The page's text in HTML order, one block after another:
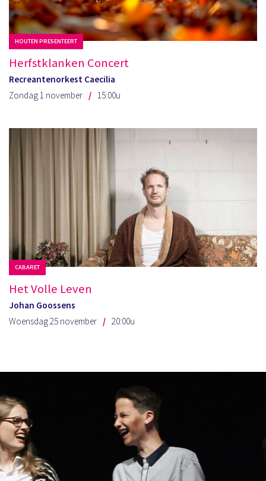
HOUTEN PRESENTEERT
Herfstklanken Concert
Recreantenorkest Caecilia
Zondag 1 november
15:00u
CABARET
Het Volle Leven
Johan Goossens
Woensdag 25 november
20:00u